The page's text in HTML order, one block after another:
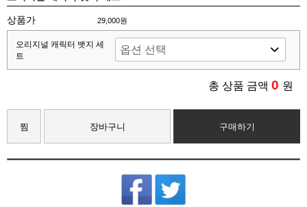
상품가 29,000원
오리지널 캐릭터 뱃지 세
트
총 상품 금액 0 원
찜 장바구니 구매하기